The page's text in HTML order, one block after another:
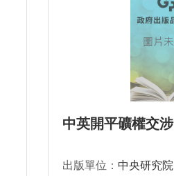
中英開平礦權交涉
出版單位： 中央研究院